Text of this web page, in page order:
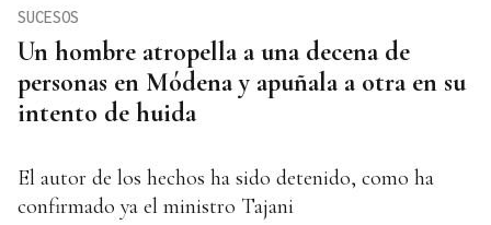
Un hombre atropella a una decena de
personas en Módena y apuñala a otra en su
intento de huida
SUCESOS
El autor de los hechos ha sido detenido, como ha
confirmado ya el ministro Tajani